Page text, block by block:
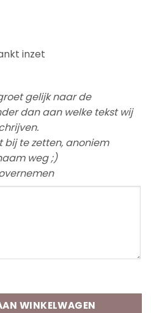
inzet
gelijk naar de
dan aan welke tekst wij
bij te zetten, anoniem
weg ;)
inzet aantal
WINKELWAGEN